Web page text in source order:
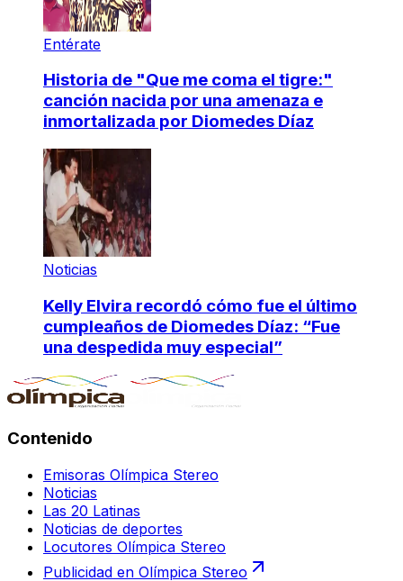
Entérate
Historia de "Que me coma el tigre:"
canción nacida por una amenaza e
inmortalizada por Diomedes Díaz
Noticias
Kelly Elvira recordó cómo fue el último
cumpleaños de Diomedes Díaz: “Fue
una despedida muy especial”
Contenido
Emisoras Olímpica Stereo
Noticias
Las 20 Latinas
Noticias de deportes
Locutores Olímpica Stereo
Publicidad en Olímpica Stereo